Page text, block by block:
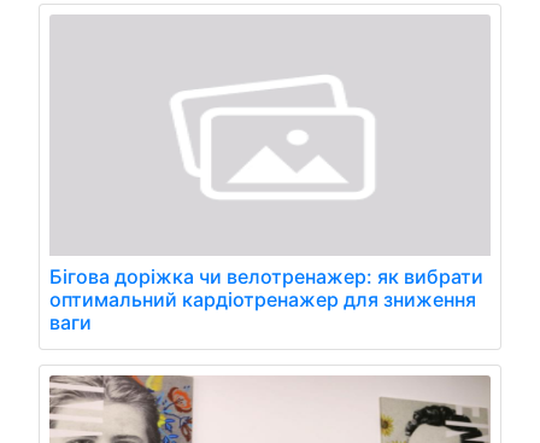
Бігова доріжка чи велотренажер: як вибрати
оптимальний кардіотренажер для зниження
ваги